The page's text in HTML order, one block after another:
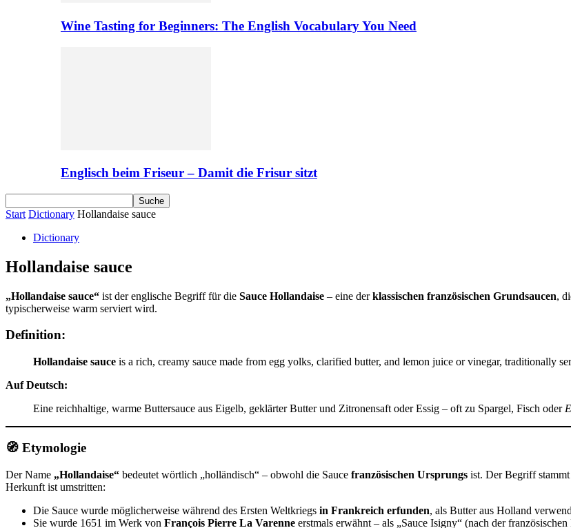
Wine Tasting for Beginners: The English Vocabulary You Need
Englisch beim Friseur – Damit die Frisur sitzt
Start Dictionary Hollandaise sauce
Dictionary
Hollandaise sauce
„Hollandaise sauce“ ist der englische Begriff für die Sauce Hollandaise – eine derklassischen französischen Grundsaucen,
typischerweise warm serviert wird.
Definition:
Hollandaise sauce is a rich, creamy sauce made from egg yolks, clarified butter, and lemon juice or vinegar, traditionally
Auf Deutsch:
Eine reichhaltige, warme Buttersauce aus Eigelb, geklärter Butter und Zitronensaft oder Essig – oft zu Spargel, Fisch oder
🧭 Etymologie
Der Name „Hollandaise“ bedeutet wörtlich „holländisch“ – obwohl die Sauce französischen Ursprungs ist. Der Begriff
Herkunft ist umstritten:
Die Sauce wurde möglicherweise während des Ersten Weltkriegs in Frankreich erfunden, als Butter aus Holland
Sie wurde 1651 im Werk von François Pierre La Varenne erstmals erwähnt – als „Sauce Isigny“ (nach der